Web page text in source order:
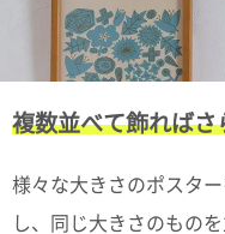
複数並べて飾ればさ
様々な大きさのポスタ
し、同じ大きさのもの